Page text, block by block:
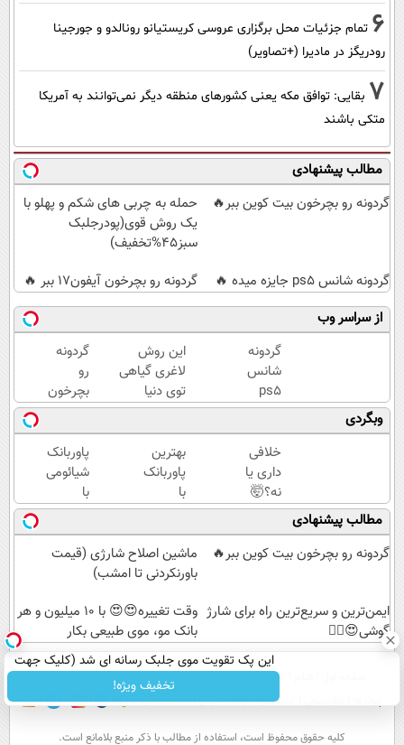
6 تمام جزئیات محل برگزاری عروسی کریستیانو رونالدو و جورجینا
رودریگز در مادیرا (+تصاویر)
7 بقایی: توافق مکه یعنی کشورهای منطقه دیگر نمی‌توانند به آمریکا
متکی باشند
مطالب پیشنهادی
گردونه رو بچرخون بیت کوین ببر🔥
حمله به چربی های شکم و پهلو با
یک روش قوی(پودرجلبک
سبز45%تخفیف)
گردونه شانس ps5 جایزه میده 🔥
گردونه رو بچرخون آیفون17 ببر 🔥
از سراسر وب
گردونه
شانس
ps5
جایزه
میده
🔥
این روش
لاغری گیاهی
توی دنیا
حرف اول رو
میزنه(تخفیف
ویژه تا
امشب)
گردونه
رو
بچرخون
بیت
کوین
ببر🔥
وبگردی
خلافی
داری یا
نه؟🤯
استعلام
بگیر،
درجا
بهترین
پاوربانک
با
کمترین
قیمت❗
پاوربانک
شیائومی
با
قابلیت
فست
شارژ در
برقی⚡
مطالب پیشنهادی
گردونه رو بچرخون بیت کوین ببر🔥
ماشین اصلاح شارژی (قیمت
باورنکردنی تا امشب)
ایمن‌ترین و سریع‌ترین راه برای شارژ
گوشی😍👌🏻
وقت تغییره😍😍 با 10 میلیون و هر
بانک مو، موی طبیعی بکار
این پک تقویت موی جلبک رسانه ای شد (کلیک جهت
اطلاعات بیشتر)
تخفیف ویژه! عصر ایران۲ درباره عصرایران تماس با ما
آب و هوا اوقات شرعی سواد زندگی
كليه حقوق محفوظ است، استفاده از مطالب با ذكر منبع بلامانع است.